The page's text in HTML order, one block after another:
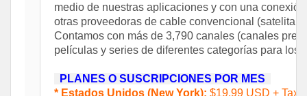
medio de nuestras aplicaciones y con una
otras proveedoras de cable convencional (satelital
Contamos con más de 3,790 canales (canales
películas y series de diferentes categorías para los
PLANES O SUSCRIPCIONES POR MES
* Estados Unidos (New York): $19.99 USD + Tax